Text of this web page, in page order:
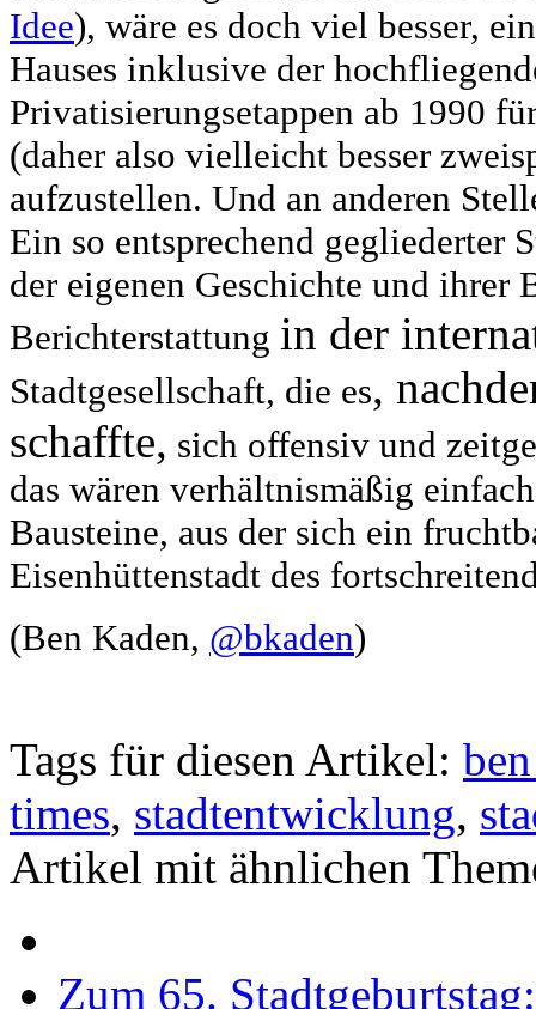
Idee), wäre es doch viel besser,
Hauses inklusive der
Privatisierungsetappen ab 1990
(daher also vielleicht besser
aufzustellen. Und an anderen
Ein so entsprechend gegliederter
der eigenen Geschichte und ihrer
Berichterstattung in der
Stadtgesellschaft, die es,
schaffte, sich offensiv und
das wären verhältnismäßig
Bausteine, aus der sich ein
Eisenhüttenstadt des
(Ben Kaden, @bkaden)
Tags für diesen Artikel:
times, stadtentwicklung,
Artikel mit ähnlichen
Zum 65.